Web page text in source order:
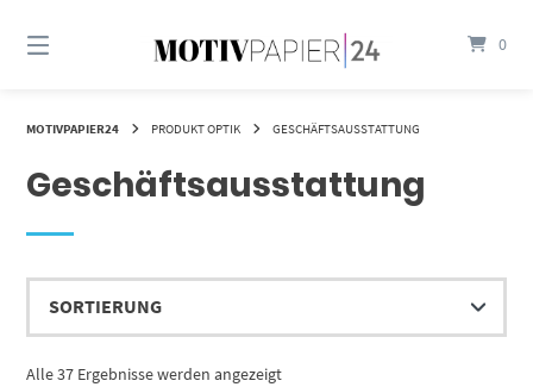
zum
0
MOTIVPAPIER24 PRODUKT OPTIK GESCHÄFTSAUSSTATTUNG
Geschäftsausstattung
Alle 37 Ergebnisse werden angezeigt